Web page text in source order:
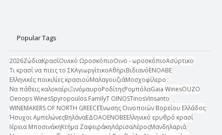
Popular Tags
2026ΖώδιαΚρασίΟινικό ΩροσκόπιοΟινο - ωροσκόπιοΑσύρτικο
Τι κρασί να πιεις το ΣΚΑγιωργίτικοΑθήριΒιδιανόΕΝΟΑΒΕ
Ελληνικές ποικιλίες κρασιούΜαλαγουζιάΜοσχοφίλερο
Να πάθεις καλοκαίριΞινόμαυροΡοδίτηςΡομπόλαGaia WinesOUZO
Oenops WinesSpyropoulos FamilyT OINOSTinosVinsanto
WINEMAKERS OF NORTH GREECEΈνωσης Οινοποιών Βορείου Ελλάδος
Ήσυχοι ΑμπελώνεςΒηλάναΕΔΟΑΟΕΝΟΒΕΕλληνικό ερυθρό κρασί
Ιέρεια ΜποσινάκηΚτήμα ΖαφειράκηΛάρισαΛέροςΜανδηλαριά